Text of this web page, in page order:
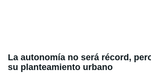
La autonomía no será récord,
su planteamiento urbano